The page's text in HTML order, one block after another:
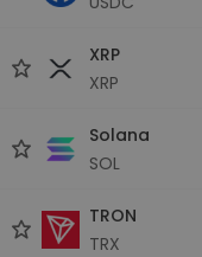
XRP
XRP
Solana
SOL
TRON
TRX